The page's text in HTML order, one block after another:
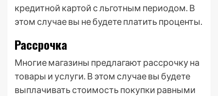
кредитной картой с льготным периодом. В
этом случае вы не будете платить проценты.
Рассрочка
Многие магазины предлагают рассрочку на
товары и услуги. В этом случае вы будете
выплачивать стоимость покупки равными